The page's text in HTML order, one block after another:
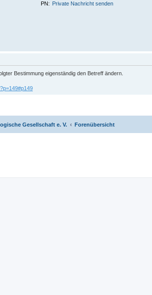
PN: Private Nachricht senden
Bestimmung eigenständig den Betreff ändern.
Gesellschaft e. V. Forenübersicht